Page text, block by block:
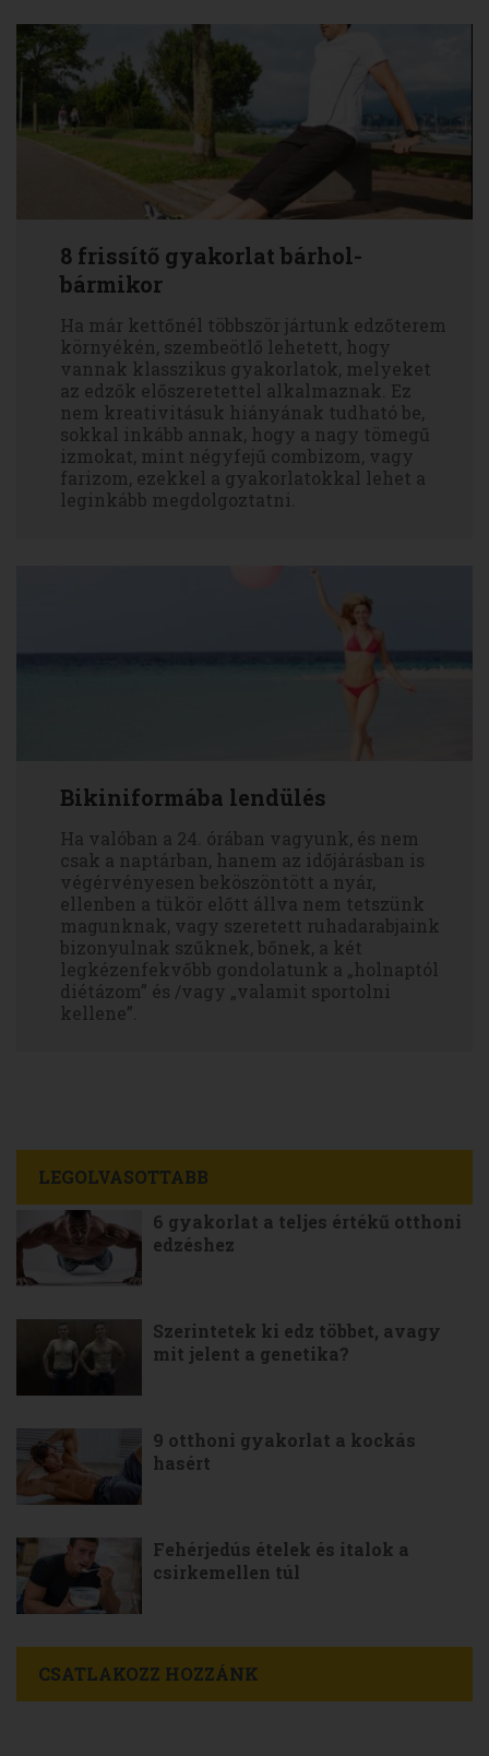
8 frissítő gyakorlat bárhol-
bármikor
Ha már kettőnél többször jártunk edzőterem
környékén, szembeötlő lehetett, hogy
vannak klasszikus gyakorlatok, melyeket
az edzők előszeretettel alkalmaznak. Ez
nem kreativitásuk hiányának tudható be,
sokkal inkább annak, hogy a nagy tömegű
izmokat, mint négyfejű combizom, vagy
farizom, ezekkel a gyakorlatokkal lehet a
leginkább megdolgoztatni.
Bikiniformába lendülés
Ha valóban a 24. órában vagyunk, és nem
csak a naptárban, hanem az időjárásban is
végérvényesen beköszöntött a nyár,
ellenben a tükör előtt állva nem tetszünk
magunknak, vagy szeretett ruhadarabjaink
bizonyulnak szűknek, bőnek, a két
legkézenfekvőbb gondolatunk a „holnaptól
diétázom” és /vagy „valamit sportolni
kellene”.
LEGOLVASOTTABB
6 gyakorlat a teljes értékű otthoni
edzéshez
Szerintetek ki edz többet, avagy
mit jelent a genetika?
9 otthoni gyakorlat a kockás
hasért
Fehérjedús ételek és italok a
csirkemellen túl
CSATLAKOZZ HOZZÁNK